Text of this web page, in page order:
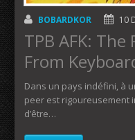
BOBARDKOR 10
TPB AFK:
From
Dans un pays indéfini, à
peer est rigoureusement
d’être…